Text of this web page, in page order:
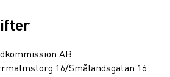
AB
16/Smålandsgatan 16